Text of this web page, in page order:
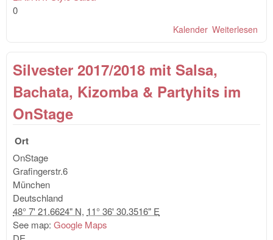
0
Weiterlesen
Kalender
Silvester 2017/2018 mit Salsa,
Bachata, Kizomba & Partyhits im
OnStage
Ort
OnStage
Grafingerstr.6
München
Deutschland
48° 7' 21.6624" N, 11° 36' 30.3516" E
See map: Google Maps